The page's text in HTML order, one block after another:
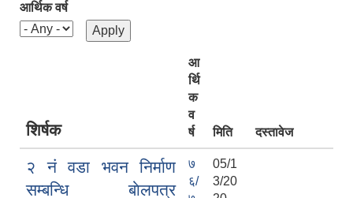
आर्थिक वर्ष
शिर्षक
आ
र्थि
क
व
र्ष
मिति दस्तावेज
२ नं वडा भवन निर्माण
सम्बन्धि बाेलपत्र
७
६/
05/1
3/20